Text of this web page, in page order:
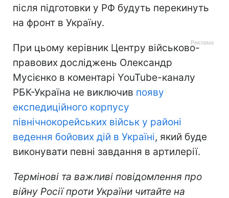
після підготовки у РФ будуть перекинуть
на фронт в Україну.
При цьому керівник Центру військово-
правових досліджень Олександр
Мусієнко в коментарі YouTube-каналу
РБК-Україна не виключив появу
експедиційного корпусу
північнокорейських військ у районі
ведення бойових дій в Україні, який буде
виконувати певні завдання в артилерії.
Термінові та важливі повідомлення про
війну Росії проти України читайте на